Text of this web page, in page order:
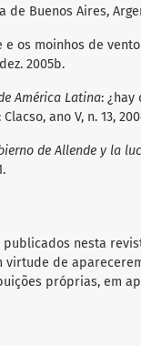
Buenos Aires,
e os moinhos de
2005b.
América Latina: ¿hay
ano V, n. 13,
de Allende y la
nesta
virtude de
próprias, em